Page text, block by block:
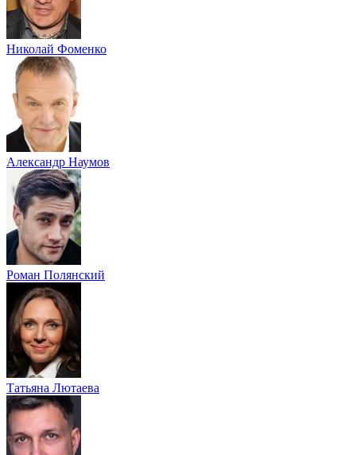
Николай Фоменко
Александр Наумов
Роман Полянский
Татьяна Лютаева